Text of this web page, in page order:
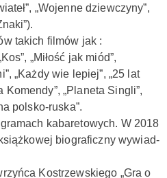
„Wojenne dziewczyny”,
takich filmów jak :
„Miłość jak miód”,
„Każdy wie lepiej”, „25 lat
„Planeta Singli”,
polsko-ruska”.
kabaretowych. W 2018
biograficzny wywiad-
Kostrzewskiego „Gra o